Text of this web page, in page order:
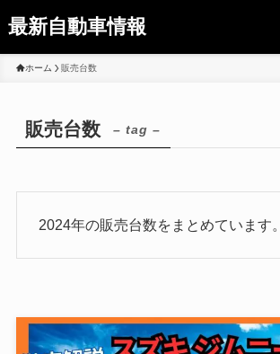
最新自動車情報
ホーム 販売台数
販売台数 – tag –
2024年の販売台数をまとめています。